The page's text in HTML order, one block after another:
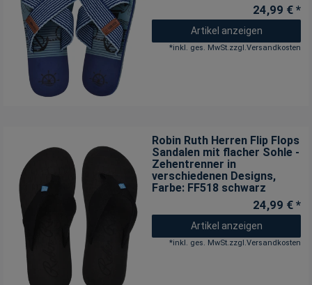
24,99 € *
Artikel anzeigen
*inkl. ges. MwSt.zzgl.Versandkosten
Robin Ruth Herren Flip Flops
Sandalen mit flacher Sohle -
Zehentrenner in
verschiedenen Designs,
Farbe: FF518 schwarz
24,99 € *
Artikel anzeigen
*inkl. ges. MwSt.zzgl.Versandkosten